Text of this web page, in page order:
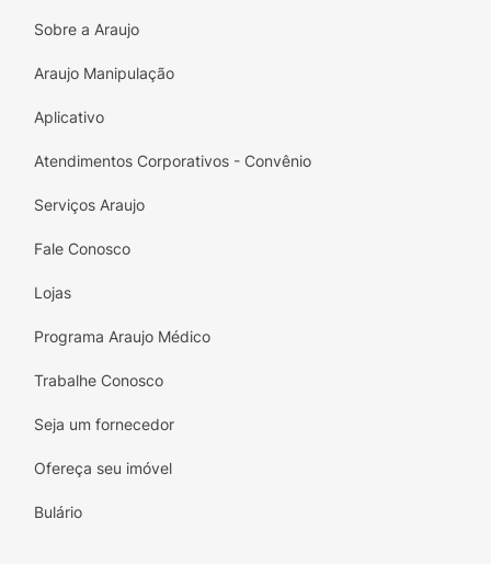
Sobre a Araujo
Araujo Manipulação
Aplicativo
Atendimentos Corporativos - Convênio
Serviços Araujo
Fale Conosco
Lojas
Programa Araujo Médico
Trabalhe Conosco
Seja um fornecedor
Ofereça seu imóvel
Bulário